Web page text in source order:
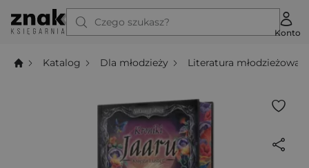
Czego szukasz?
Konto
Katalog Dla młodzieży Literatura młodzieżowa